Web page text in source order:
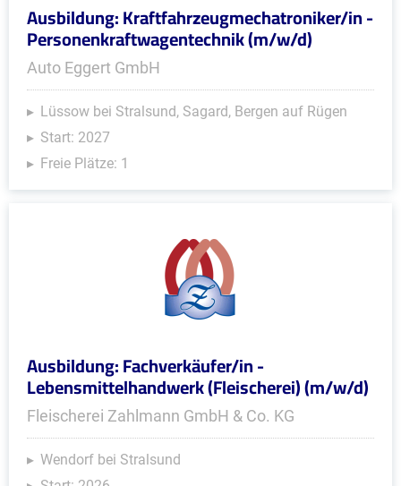
Ausbildung: Kraftfahrzeugmechatroniker/in -
Personenkraftwagentechnik (m/w/d)
Auto Eggert GmbH
Lüssow bei Stralsund, Sagard, Bergen auf Rügen
Start: 2027
Freie Plätze: 1
Ausbildung: Fachverkäufer/in -
Lebensmittelhandwerk (Fleischerei) (m/w/d)
Fleischerei Zahlmann GmbH & Co. KG
Wendorf bei Stralsund